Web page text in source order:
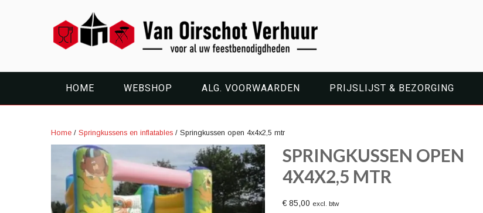
HOME WEBSHOP ALG. VOORWAARDEN PRIJSLIJST & BEZORGING
Home / Springkussens en inflatables / Springkussen open 4x4x2,5 mtr
SPRINGKUSSEN OPEN
4X4X2,5 MTR
€ 85,00 excl. btw